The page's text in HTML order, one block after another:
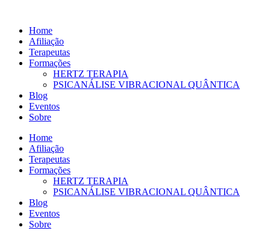
conteúdo
Home
Afiliação
Terapeutas
Formações
HERTZ TERAPIA
PSICANÁLISE VIBRACIONAL QUÂNTICA
Blog
Eventos
Sobre
Home
Afiliação
Terapeutas
Formações
HERTZ TERAPIA
PSICANÁLISE VIBRACIONAL QUÂNTICA
Blog
Eventos
Sobre